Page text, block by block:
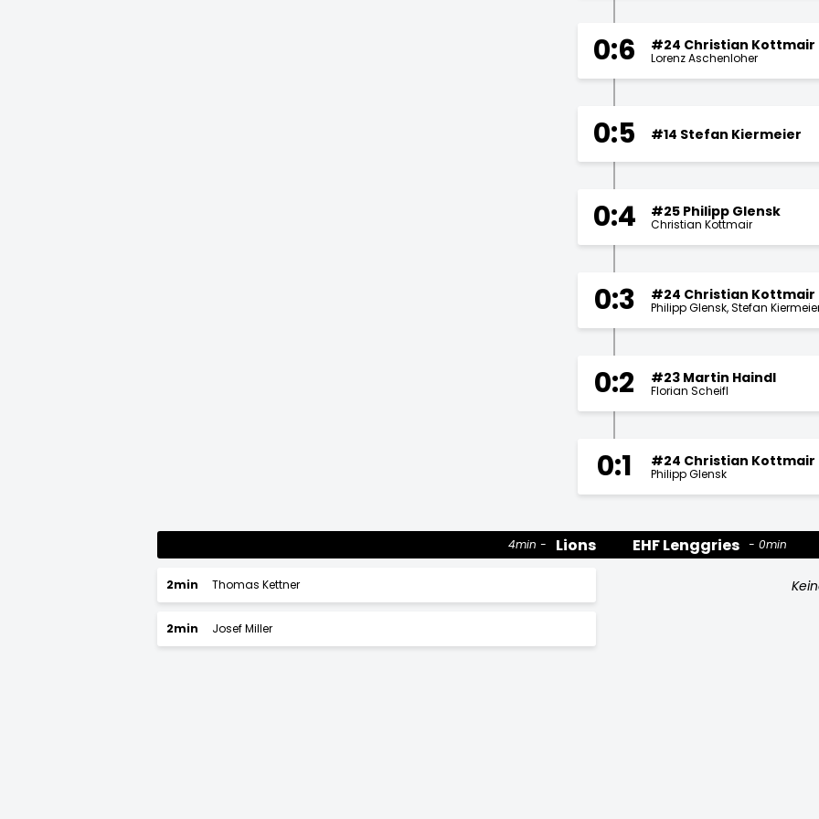
0:6 #24 Christian Kottmair
Lorenz Aschenloher
0:5 #14 Stefan Kiermeier
0:4 #25 Philipp Glensk
Christian Kottmair
0:3 #24 Christian Kottmair
Philipp Glensk Stefan
0:2 #23 Martin Haindl
Florian Scheifl
0:1 #24 Christian Kottmair
Philipp Glensk
Lions
4min
2min Thomas Kettner
2min Josef Miller
EHF Lenggries 0min